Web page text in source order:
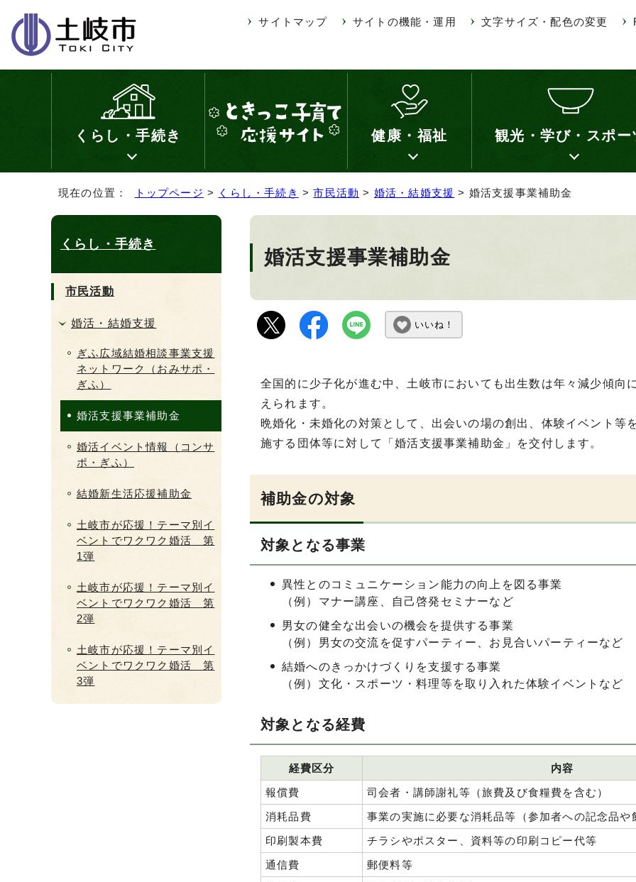
サイトマップ サイトの機能・運用 文字サイズ・配色の変更
くらし・手続き 健康・福祉 観光・学び・スポー
現在の位置： トップページ > くらし・手続き >市民活動 > 婚活・結婚支援 > 婚活支援事業補助金
婚活支援事業補助金
いいね！
全国的に少子化が進む中、土岐市においても出生数は年々減少傾向
えられます。
晩婚化・未婚化の対策として、出会いの場の創出、体験イベント等
施する団体等に対して「婚活支援事業補助金」を交付します。
補助金の対象
対象となる事業
異性とのコミュニケーション能力の向上を図る事業
（例）マナー講座、自己啓発セミナーなど
男女の健全な出会いの機会を提供する事業
（例）男女の交流を促すパーティー、お見合いパーティーなど
結婚へのきっかけづくりを支援する事業
（例）文化・スポーツ・料理等を取り入れた体験イベントなど
対象となる経費
経費区分
内容
報償費
司会者・講師謝礼等（旅費及び食糧費を含む）
消耗品費
事業の実施に必要な消耗品等（参加者への記念品や
印刷製本費
チラシやポスター、資料等の印刷コピー代等
通信費
郵便料等
くらし・手続き
市民活動
婚活・結婚支援
ぎふ広域結婚相談事業支援
ネットワーク（おみサポ・
ぎふ）
婚活支援事業補助金
婚活イベント情報（コンサ
ポ・ぎふ）
結婚新生活応援補助金
土岐市が応援！テーマ別イ
ベントでワクワク婚活 第
1弾
土岐市が応援！テーマ別イ
ベントでワクワク婚活 第
2弾
土岐市が応援！テーマ別イ
ベントでワクワク婚活 第
3弾